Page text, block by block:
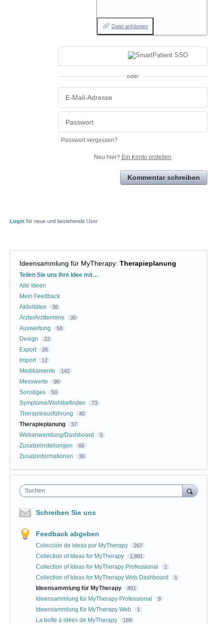
Datei anhängen
oder
Passwort vergessen?
Neu hier? Ein Konto erstellen
Kommentar schreiben
Login für neue und bestehende User
Ideensammlung für MyTherapy: Therapieplanung
Kategorien
Teilen Sie uns Ihre Idee mit…
Alle Ideen
Mein Feedback
Aktivitäten
36
Ärzte/Arzttermine 30
Auswertung 58
Design 22
Export 26
Import 12
Medikamente 142
Messwerte 90
Sonstiges 50
Symptome/Wohlbefinden 73
Therapieausführung 40
Therapieplanung 37
Webanwendung/Dashboard 5
Zusatzeinstellungen 66
Zusatzinformationen 36
Suchen
Schreiben Sie uns
Feedback abgeben
Colección de ideas por MyTherapy 267
Collection of Ideas for MyTherapy 1,881
Collection of Ideas for MyTherapy Professional 1
Collection of Ideas for MyTherapy Web Dashboard 1
Ideensammlung für MyTherapy 891
Ideensammlung für MyTherapy Professional 9
Ideensammlung für MyTherapy Web 1
La boîte à idées de MyTherapy 189